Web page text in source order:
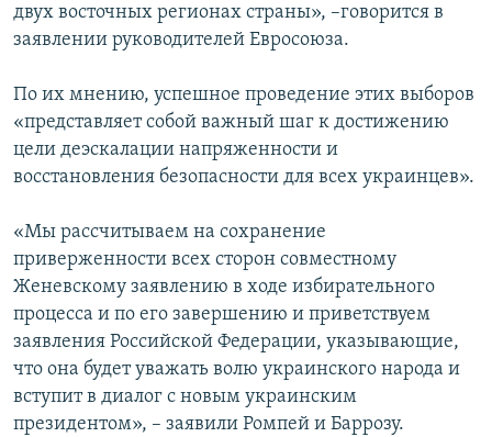
двух восточных регионах страны», –говорится в
заявлении руководителей Евросоюза.
По их мнению, успешное проведение этих выборов
«представляет собой важный шаг к достижению
цели деэскалации напряженности и
восстановления безопасности для всех украинцев».
«Мы рассчитываем на сохранение
приверженности всех сторон совместному
Женевскому заявлению в ходе избирательного
процесса и по его завершению и приветствуем
заявления Российской Федерации, указывающие,
что она будет уважать волю украинского народа и
вступит в диалог с новым украинским
президентом», – заявили Ромпей и Баррозу.